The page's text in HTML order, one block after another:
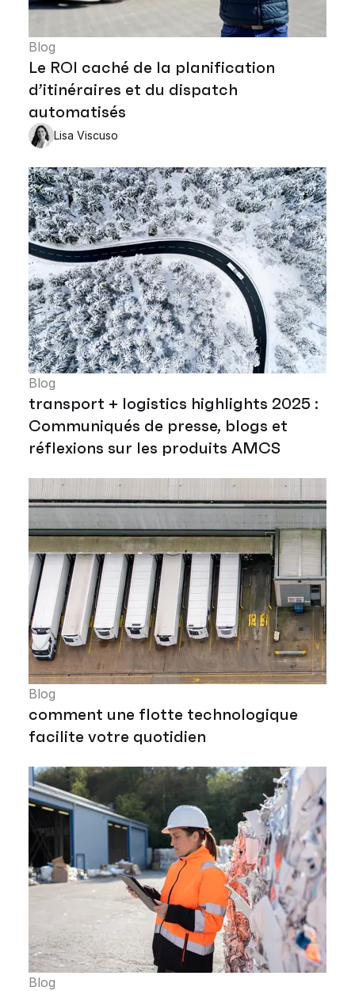
Blog
Le ROI caché de la planification
d’itinéraires et du dispatch
automatisés
Lisa Viscuso
Blog
transport + logistics highlights 2025 :
Communiqués de presse, blogs et
réflexions sur les produits AMCS
Blog
comment une flotte technologique
facilite votre quotidien
Blog